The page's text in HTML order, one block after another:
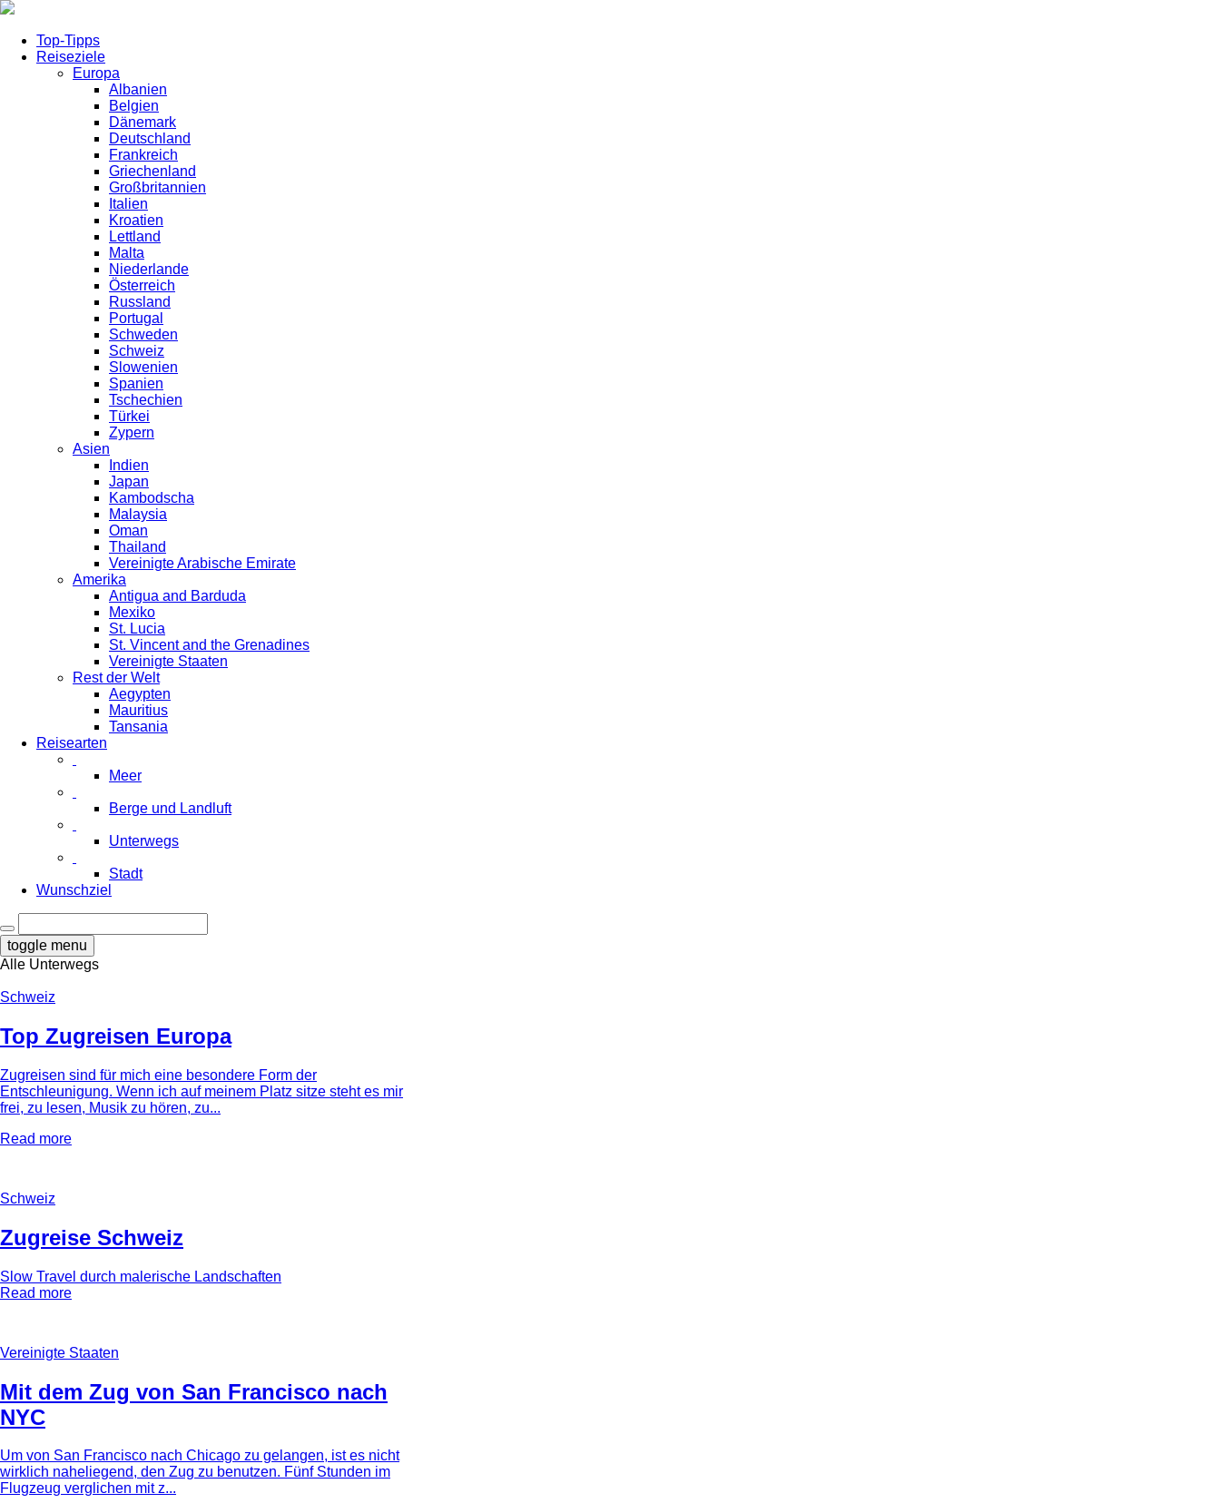
Top-Tipps
Reiseziele
Europa
Albanien
Belgien
Dänemark
Deutschland
Frankreich
Griechenland
Großbritannien
Italien
Kroatien
Lettland
Malta
Niederlande
Österreich
Russland
Portugal
Schweden
Schweiz
Slowenien
Spanien
Tschechien
Türkei
Zypern
Asien
Indien
Japan
Kambodscha
Malaysia
Oman
Thailand
Vereinigte Arabische Emirate
Amerika
Antigua and Barduda
Mexiko
St. Lucia
St. Vincent and the Grenadines
Vereinigte Staaten
Rest der Welt
Aegypten
Mauritius
Tansania
Reisearten
Meer
Berge und Landluft
Unterwegs
Stadt
Wunschziel
toggle menu
Alle Unterwegs
Schweiz
Top Zugreisen Europa
Zugreisen sind für mich eine besondere Form der
Entschleunigung. Wenn ich auf meinem Platz sitze steht es mir
frei, zu lesen, Musik zu hören, zu...
Read more
Schweiz
Zugreise Schweiz
Slow Travel durch malerische Landschaften
Read more
Vereinigte Staaten
Mit dem Zug von San Francisco nach
NYC
Um von San Francisco nach Chicago zu gelangen, ist es nicht
wirklich naheliegend, den Zug zu benutzen. Fünf Stunden im
Flugzeug verglichen mit z...